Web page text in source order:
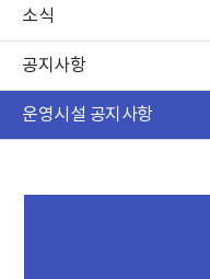
소식
공지사항
운영시설 공지사항